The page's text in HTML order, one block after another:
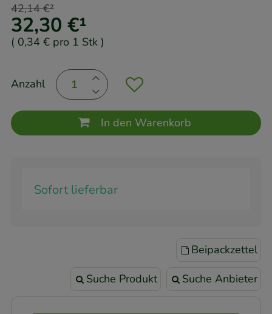
32,30 €¹
42,14 €²
( 0,34 € pro 1 Stk )
Anzahl
In den Warenkorb
Sofort lieferbar
Beipackzettel
Suche Produkt Suche Anbieter